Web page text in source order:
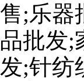
售;乐器
品批发;
发;针纺